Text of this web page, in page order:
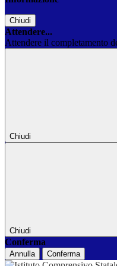
Chiudi
Attendere...
Attendere il completamento
Chiudi
Chiudi
Conferma
Annulla Conferma